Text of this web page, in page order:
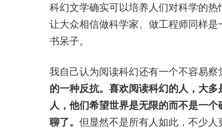
科幻文学确实可以培养人们对科学的
让大众相信做科学家、做工程师同样
书呆子。
我自己认为阅读科幻还有一个不容易察
的一种反抗。喜欢阅读科幻的人，大
人，他们希望世界是无限的而不是一
聊了。 但显然不是所有人如此，不少